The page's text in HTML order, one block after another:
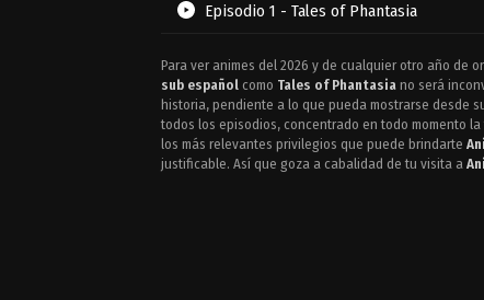
Episodio 1 - Tales of Phantasia
Para ver animes del 2026 y de cualquier otro año de
sub español como Tales of Phantasia no será
historia, pendiente a lo que pueda mostrarse desde
todos los episodios, concentrado en todo momento
los más relevantes privilegios que puede brindarte
justificable. Así que goza a cabalidad de tu visita a